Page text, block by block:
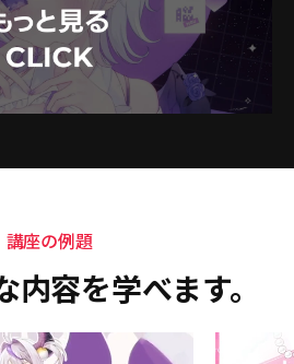
講座の例題
容を学べます。